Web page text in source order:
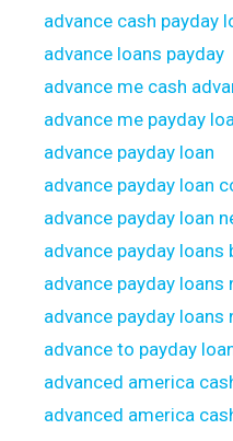
advance cash payday
advance loans payday
advance me cash
advance me payday
advance payday loan
advance payday loan
advance payday loan
advance payday loans
advance payday loans
advance payday
advance to payday
advanced america
advanced america